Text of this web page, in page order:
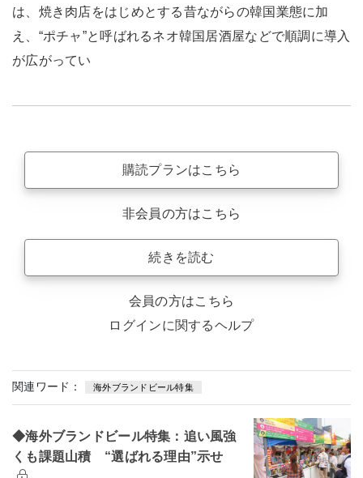
は、焼き肉店をはじめとする昔ながらの韓国業態に加
え、“ポチャ”と呼ばれるネオ韓国居酒屋などで順調に導入
が広がってい
購読プランはこちら
非会員の方はこちら
続きを読む
会員の方はこちら
ログインに関するヘルプ
関連ワード： 海外ブランドビール特集
◆海外ブランドビール特集：追い風強
くも課題山積 “選ばれる理由”示せ